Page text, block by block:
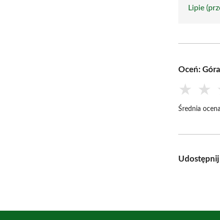
Lipie
Oceń:
★ ★
Średnia
Udostępnij